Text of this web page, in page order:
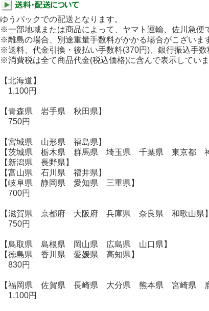
ゆうパックでの配送となります。
※一部地域または商品によって、ヤマト運輸、佐川急便
※離島の場合、別途重量手数料がかかる場合がこざいま
※送料、代金引換・後払い手数料(370円)、銀行振込手
※消費税は全て商品代金(税込価格)に含んで表示していま
【北海道】
1,100円
【青森県 岩手県 秋田県】
750円
【宮城県 山形県 福島県】
【茨城県 栃木県 群馬県 埼玉県 千葉県 東京都 神
【新潟県 長野県】
【富山県 石川県 福井県】
【岐阜県 静岡県 愛知県 三重県】
700円
【滋賀県 京都府 大阪府 兵庫県 奈良県 和歌山県】
750円
【鳥取県 島根県 岡山県 広島県 山口県】
【徳島県 香川県 愛媛県 高知県】
830円
【福岡県 佐賀県 長崎県 大分県 熊本県 宮崎県 鹿
1,100円